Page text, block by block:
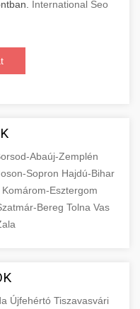
International Seo
Abaúj-Zemplén
Sopron Hajdú-Bihar
Komárom-Esztergom
Bereg Tolna Vas
Újfehértó Tiszavasvári